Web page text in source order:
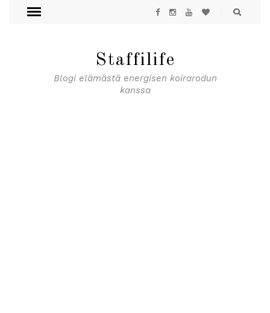
Staffilife
Blogi elämästä energisen koirarodun
kanssa